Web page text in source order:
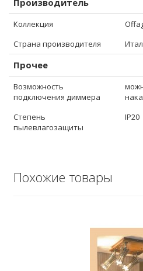
Производитель
Коллекция
Страна производителя
Прочее
Возможность
подключения диммера
Степень
пылевлагозащиты
IP20
Похожие товары